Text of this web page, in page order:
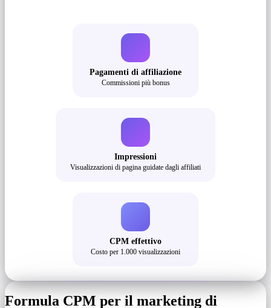
Pagamenti di affiliazione
Commissioni più bonus
Impressioni
Visualizzazioni di pagina guidate dagli affiliati
CPM effettivo
Costo per 1.000 visualizzazioni
Formula CPM per il marketing di